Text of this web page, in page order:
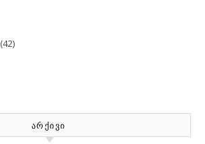
(42)
ᲐᲠᲥᲘᲕᲘ